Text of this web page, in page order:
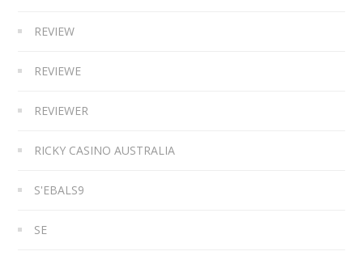
REVIEW
REVIEWE
REVIEWER
RICKY CASINO AUSTRALIA
S'EBALS9
SE